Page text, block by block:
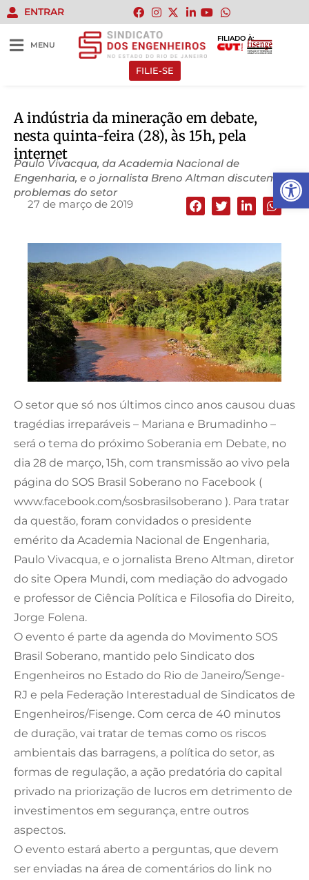
Abrir
ENTRAR
MENU
FILIADO À:
FILIE-SE
A indústria da mineração em debate,
nesta quinta-feira (28), às 15h, pela
internet
Paulo Vivacqua, da Academia Nacional de
Engenharia, e o jornalista Breno Altman discutem os
problemas do setor
27 de março de 2019
O setor que só nos últimos cinco anos causou duas
tragédias irreparáveis – Mariana e Brumadinho –
será o tema do próximo Soberania em Debate, no
dia 28 de março, 15h, com transmissão ao vivo pela
página do SOS Brasil Soberano no Facebook (
www.facebook.com/sosbrasilsoberano ). Para tratar
da questão, foram convidados o presidente
emérito da Academia Nacional de Engenharia,
Paulo Vivacqua, e o jornalista Breno Altman, diretor
do site Opera Mundi, com mediação do advogado
e professor de Ciência Política e Filosofia do Direito,
Jorge Folena.
O evento é parte da agenda do Movimento SOS
Brasil Soberano, mantido pelo Sindicato dos
Engenheiros no Estado do Rio de Janeiro/Senge-
RJ e pela Federação Interestadual de Sindicatos de
Engenheiros/Fisenge. Com cerca de 40 minutos
de duração, vai tratar de temas como os riscos
ambientais das barragens, a política do setor, as
formas de regulação, a ação predatória do capital
privado na priorização de lucros em detrimento de
investimentos em segurança, entre outros
aspectos.
O evento estará aberto a perguntas, que devem
ser enviadas na área de comentários do link no